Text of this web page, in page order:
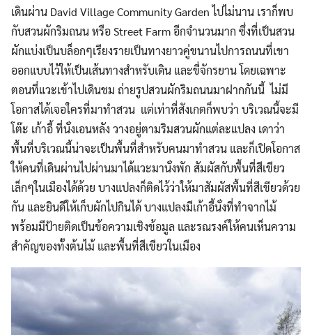
เดินผ่าน David Village Community Garden ไปไม่นาน เราก็พบ
กับสวนผักริมถนน หรือ Street Farm อีกจำนวนมาก ซึ่งที่เป็นสวน
ผักแบ่งเป็นบล็อกๆเรียงรายเป็นทางยาวคู่ขนานไปการถนนที่เขา
ออกแบบไว้ให้เป็นเส้นทางสำหรับเดิน และขี่จักรยาน โดยเฉพาะ
ตอนที่แวะเข้าไปเดินชม ถ่ายรูปสวนผักริมถนนมาฝากกันนี้ ไม่มี
โอกาสได้เจอใครที่มาทำสวน แต่เท่าที่สังเกตก็พบว่า บริเวณนี้จะมี
โต๊ะ เก้าอี้ ที่นั่งเอนหลัง วางอยู่ตามริมสวนผักแต่ละแปลง เดาว่า
พื้นที่บริเวณนี้น่าจะเป็นพื้นที่สำหรับคนมาทำสวน และก็เปิดโอกาส
ให้คนที่เดินผ่านไปผ่านมาได้แวะมานั่งพัก สัมผัสกับพื้นที่สีเขียว
เล็กๆในเมืองได้ด้วย บางแปลงก็ติดไว้ว่าให้มาสัมผัสพื้นที่สีเขียวด้วย
กัน และยินดีให้เก็บผักไปกินได้ บางแปลงมีเก้าอี้นั่งที่ทำจากไม้
พร้อมมีป้ายติดเป็นข้อความเชิงข้อมูล และรณรงค์ให้คนเห็นความ
สำคัญของทั้งต้นไม้ และพื้นที่สีเขียวในเมือง